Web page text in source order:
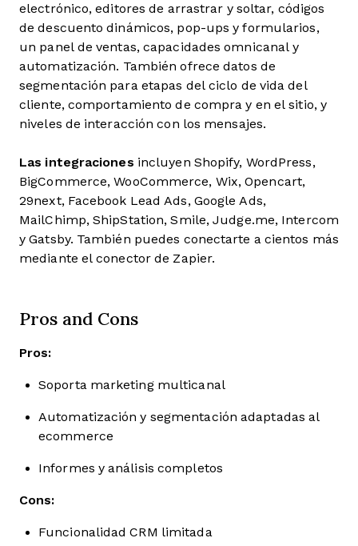
electrónico, editores de arrastrar y soltar, códigos
de descuento dinámicos, pop-ups y formularios,
un panel de ventas, capacidades omnicanal y
automatización. También ofrece datos de
segmentación para etapas del ciclo de vida del
cliente, comportamiento de compra y en el sitio, y
niveles de interacción con los mensajes.
Las integraciones incluyen Shopify, WordPress,
BigCommerce, WooCommerce, Wix, Opencart,
29next, Facebook Lead Ads, Google Ads,
MailChimp, ShipStation, Smile, Judge.me, Intercom
y Gatsby. También puedes conectarte a cientos más
mediante el conector de Zapier.
Pros and Cons
Pros:
Soporta marketing multicanal
Automatización y segmentación adaptadas al
ecommerce
Informes y análisis completos
Cons:
Funcionalidad CRM limitada